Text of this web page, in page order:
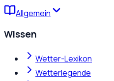
Allgemein
Wissen
Wetter-Lexikon
Wetterlegende